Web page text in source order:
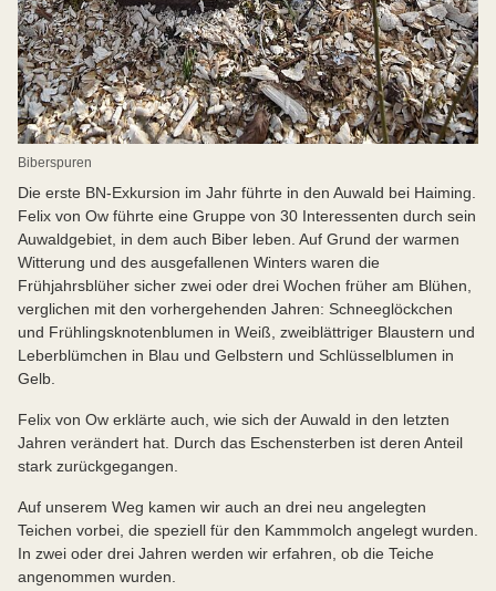
Biberspuren
Die erste BN-Exkursion im Jahr führte in den Auwald bei Haiming.
Felix von Ow führte eine Gruppe von 30 Interessenten durch sein
Auwaldgebiet, in dem auch Biber leben. Auf Grund der warmen
Witterung und des ausgefallenen Winters waren die
Frühjahrsblüher sicher zwei oder drei Wochen früher am Blühen,
verglichen mit den vorhergehenden Jahren: Schneeglöckchen
und Frühlingsknotenblumen in Weiß, zweiblättriger Blaustern und
Leberblümchen in Blau und Gelbstern und Schlüsselblumen in
Gelb.
Felix von Ow erklärte auch, wie sich der Auwald in den letzten
Jahren verändert hat. Durch das Eschensterben ist deren Anteil
stark zurückgegangen.
Auf unserem Weg kamen wir auch an drei neu angelegten
Teichen vorbei, die speziell für den Kammmolch angelegt wurden.
In zwei oder drei Jahren werden wir erfahren, ob die Teiche
angenommen wurden.